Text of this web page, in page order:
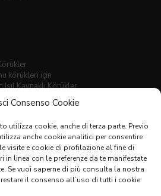
Consenso Cookie
utilizza cookie, anche di terza parte. Previo
anche cookie analitici per consentire
visite e cookie di profilazione al fine di
linea con le preferenze da te manifestate
Se vuoi saperne di più consulta la nostra
il consenso all’uso di tutti i cookie
körükleri için
Isıl Kaynaklı Körükler